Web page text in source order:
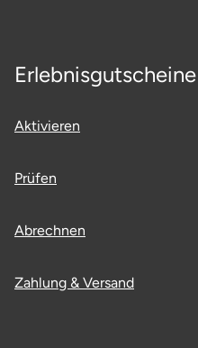
Erlebnisgutscheine
Aktivieren
Prüfen
Abrechnen
Zahlung & Versand